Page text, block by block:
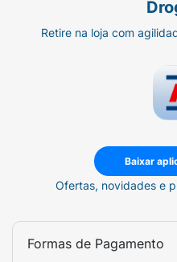
Retire na loja com
Baixar
Ofertas, novidades e
Formas de Pagamento